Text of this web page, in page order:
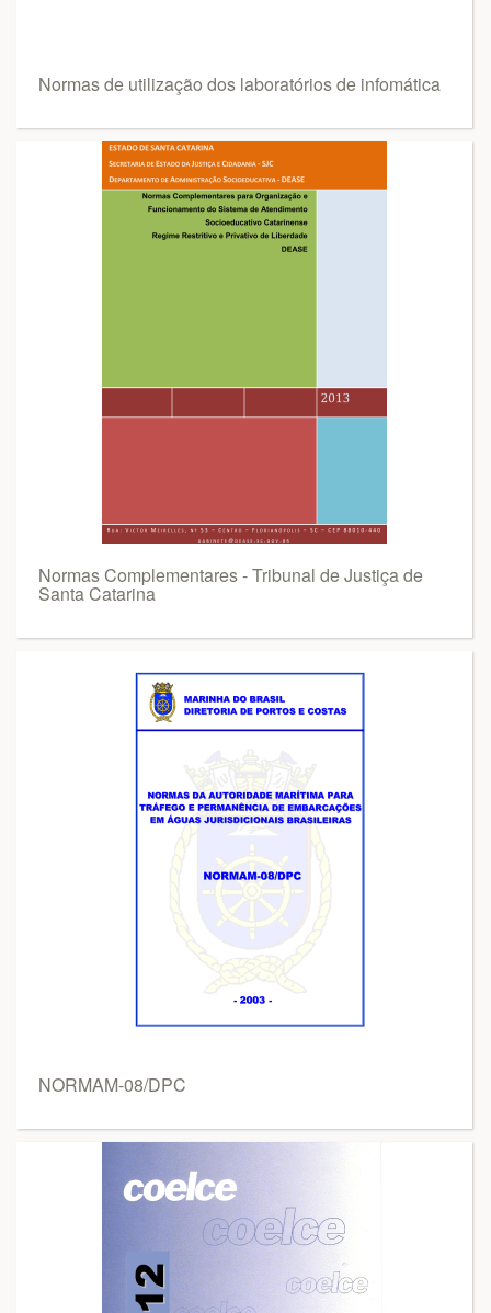
Normas de utilização dos laboratórios de infomática
Normas Complementares - Tribunal de Justiça de
Santa Catarina
NORMAM-08/DPC